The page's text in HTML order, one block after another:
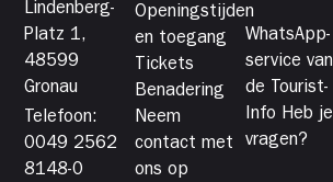
Lindenberg-
Platz 1,
48599
Gronau
Telefoon:
0049 2562
8148-0
Openingstijden
en toegang
Tickets
Benadering
Neem
contact met
ons op
WhatsApp-
service van
de Tourist-
Info Heb je
vragen?